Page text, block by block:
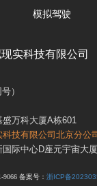
模拟驾驶
实科技有限公司
）
万科大厦A栋601
技有限公司北京分公
际中心D座元宇宙大
9066 备案号： 浙ICP备